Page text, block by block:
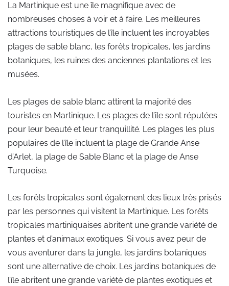
La Martinique est une île magnifique avec de
nombreuses choses à voir et à faire. Les meilleures
attractions touristiques de l’île incluent les incroyables
plages de sable blanc, les forêts tropicales, les jardins
botaniques, les ruines des anciennes plantations et les
musées.
Les plages de sable blanc attirent la majorité des
touristes en Martinique. Les plages de l’île sont réputées
pour leur beauté et leur tranquillité. Les plages les plus
populaires de l’île incluent la plage de Grande Anse
d’Arlet, la plage de Sable Blanc et la plage de Anse
Turquoise.
Les forêts tropicales sont également des lieux très prisés
par les personnes qui visitent la Martinique. Les forêts
tropicales martiniquaises abritent une grande variété de
plantes et d’animaux exotiques. Si vous avez peur de
vous aventurer dans la jungle, les jardins botaniques
sont une alternative de choix. Les jardins botaniques de
l’île abritent une grande variété de plantes exotiques et